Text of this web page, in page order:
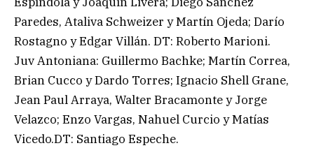
Paredes, Ataliva Schweizer y Martín Ojeda; Darío
Rostagno y Edgar Villán. DT: Roberto Marioni.
Juv Antoniana: Guillermo Bachke; Martín Correa,
Brian Cucco y Dardo Torres; Ignacio Shell Grane,
Jean Paul Arraya, Walter Bracamonte y Jorge
Velazco; Enzo Vargas, Nahuel Curcio y Matías
Vicedo.DT: Santiago Espeche.